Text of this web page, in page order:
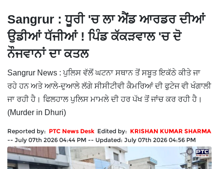
Sangrur : ਧੂਰੀ 'ਚ ਲਾ ਐਂਡ ਆਰਡਰ ਦੀਆਂ
ਉਡੀਆਂ ਧੱਜੀਆਂ ! ਪਿੰਡ ਕੱਕੜਵਾਲ 'ਚ ਦੋ
ਨੌਜਵਾਨਾਂ ਦਾ ਕਤਲ
Sangrur News : ਪੁਲਿਸ ਵੱਲੋਂ ਘਟਨਾ ਸਥਾਨ ਤੋਂ ਸਬੂਤ ਇਕੱਠੇ ਕੀਤੇ ਜਾ
ਰਹੇ ਹਨ ਅਤੇ ਆਲੇ-ਦੁਆਲੇ ਲੱਗੇ ਸੀਸੀਟੀਵੀ ਕੈਮਰਿਆਂ ਦੀ ਫੁਟੇਜ ਵੀ ਖੰਗਾਲੀ
ਜਾ ਰਹੀ ਹੈ। ਫਿਲਹਾਲ ਪੁਲਿਸ ਮਾਮਲੇ ਦੀ ਹਰ ਪੱਖ ਤੋਂ ਜਾਂਚ ਕਰ ਰਹੀ ਹੈ।
(Murder in Dhuri)
Reported by: PTC News Desk Edited by: KRISHAN KUMAR SHARMA
-- July 07th 2026 04:44 PM -- Updated: July 07th 2026 04:56 PM